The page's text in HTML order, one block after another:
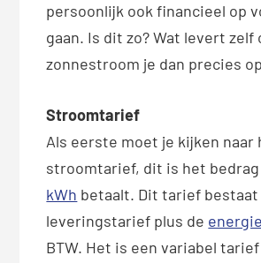
persoonlijk ook financieel op
gaan. Is dit zo? Wat levert zelf
zonnestroom je dan precies
Stroomtarief
Als eerste moet je kijken naar
stroomtarief, dit is het
kWh betaalt. Dit tarief
leveringstarief plus de
BTW. Het is een variabel